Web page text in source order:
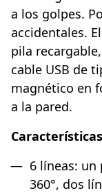
a los golpes.
accidentales.
pila
cable USB de
magnético en
a la pared.
6 líneas:
360°, dos